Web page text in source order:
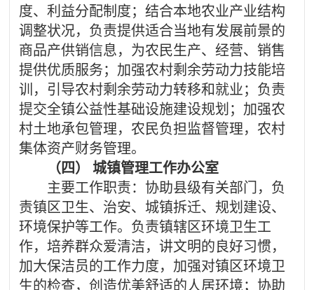
度、利益分配制度；结合本地农业产业结构
调整状况，负责提供适合当地有发展前景的
商品产供销信息，为农民生产、经营、销售
提供优质服务；加强农村剩余劳动力技能培
训，引导农村剩余劳动力转移和就业；负责
提交全镇公益性基础设施建设规划；加强农
村土地承包管理，农民负担监督管理，农村
集体资产财务管理。
（四）
城镇管理工作办公室
主要工作职责：协助县级有关部门，负
责镇区卫生、治安、城镇拆迁、规划建设、
环境保护等工作。负责镇辖区环境卫生工
作，培养群众爱清洁，讲文明的良好习惯，
加大保洁员的工作力度，加强对镇区环境卫
生的检查，创造优美舒适的人居环境；协助